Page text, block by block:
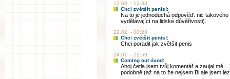
12.03. - 12:33
Chci zvětšit penis!:
Na to je jednoduchá odpověď: nic
vydělávající na lidské důvěřivosti).
22.02. - 00:28
Chci zvětšit penis!:
Chci poradit jak zvětšit penis
24.01. - 19:59
Coming out úvod:
Ahoj četla jsem tvůj komentář a zaujal
podobně (až na to že nejsem Bi ale jsem